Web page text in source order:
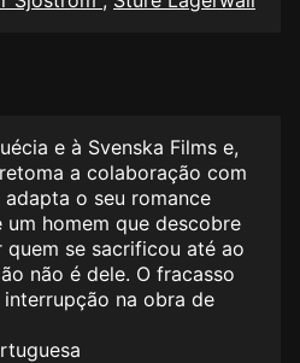
e à Svenska Films e,
a colaboração com
adapta o seu romance
homem que descobre
se sacrificou até ao
não é dele. O fracasso
na obra de